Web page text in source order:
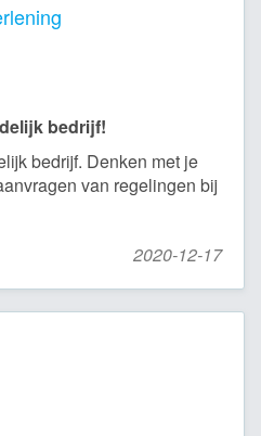
bedrijf!
bedrijf. Denken met je
van regelingen bij
2020-12-17